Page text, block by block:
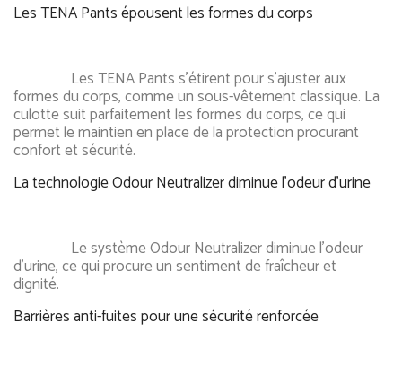
Les TENA Pants épousent les formes du corps
Les TENA Pants s'étirent pour s'ajuster aux
formes du corps, comme un sous-vêtement classique. La
culotte suit parfaitement les formes du corps, ce qui
permet le maintien en place de la protection procurant
confort et sécurité.
La technologie Odour Neutralizer diminue l'odeur d'urine
Le système Odour Neutralizer diminue l'odeur
d'urine, ce qui procure un sentiment de fraîcheur et
dignité.
Barrières anti-fuites pour une sécurité renforcée